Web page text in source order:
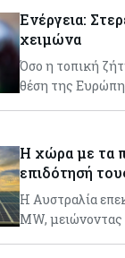
Ενέργεια:
χειμώνα
Όσο η τοπική
θέση της
Η χώρα με τα
επιδότησή
Η Αυστραλία
MW,